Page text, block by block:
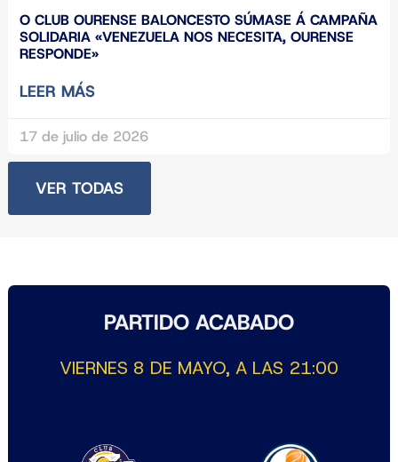
O CLUB OURENSE BALONCESTO SÚMASE Á CAMPAÑA
SOLIDARIA «VENEZUELA NOS NECESITA, OURENSE
RESPONDE»
LEER MÁS
17 de julio de 2026
VER TODAS
PARTIDO ACABADO
VIERNES 8 DE MAYO, A LAS 21:00